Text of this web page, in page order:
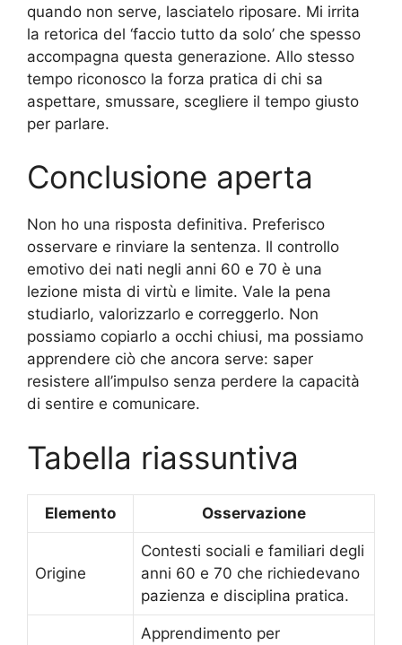
quando non serve, lasciatelo riposare. Mi irrita
la retorica del ‘faccio tutto da solo’ che spesso
accompagna questa generazione. Allo stesso
tempo riconosco la forza pratica di chi sa
aspettare, smussare, scegliere il tempo giusto
per parlare.
Conclusione aperta
Non ho una risposta definitiva. Preferisco
osservare e rinviare la sentenza. Il controllo
emotivo dei nati negli anni 60 e 70 è una
lezione mista di virtù e limite. Vale la pena
studiarlo, valorizzarlo e correggerlo. Non
possiamo copiarlo a occhi chiusi, ma possiamo
apprendere ciò che ancora serve: saper
resistere all’impulso senza perdere la capacità
di sentire e comunicare.
Tabella riassuntiva
Elemento Osservazione
Origine
Contesti sociali e familiari degli
anni 60 e 70 che richiedevano
pazienza e disciplina pratica.
Apprendimento per